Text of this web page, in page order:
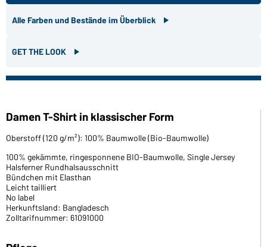
Alle Farben und Bestände im Überblick
GET THE LOOK
Damen T-Shirt in klassischer Form
Oberstoff (120 g/m²): 100% Baumwolle (Bio-Baumwolle)
100% gekämmte, ringesponnene BIO-Baumwolle, Single Jersey
Halsferner Rundhalsausschnitt
Bündchen mit Elasthan
Leicht tailliert
No label
Herkunftsland: Bangladesch
Zolltarifnummer: 61091000